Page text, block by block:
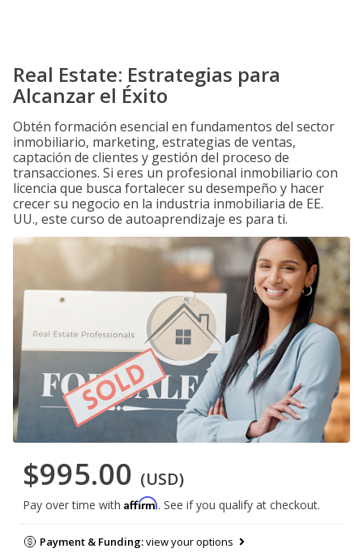
Real Estate: Estrategias para
Alcanzar el Éxito
Obtén formación esencial en fundamentos del sector
inmobiliario, marketing, estrategias de ventas,
captación de clientes y gestión del proceso de
transacciones. Si eres un profesional inmobiliario con
licencia que busca fortalecer su desempeño y hacer
crecer su negocio en la industria inmobiliaria de EE.
UU., este curso de autoaprendizaje es para ti.
$995.00 (USD)
Pay over time with Affirm. See if you qualify at checkout.
Payment & Funding:view your options